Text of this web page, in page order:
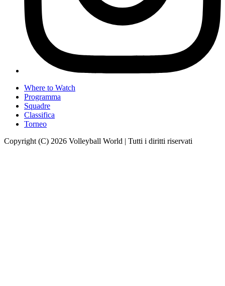
Where to Watch
Programma
Squadre
Classifica
Torneo
Copyright (C) 2026 Volleyball World | Tutti i diritti riservati